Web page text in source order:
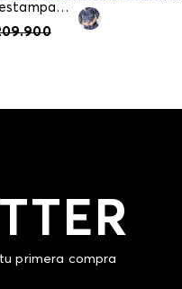
Vestido corto estampado para mujer
.900
primera compra